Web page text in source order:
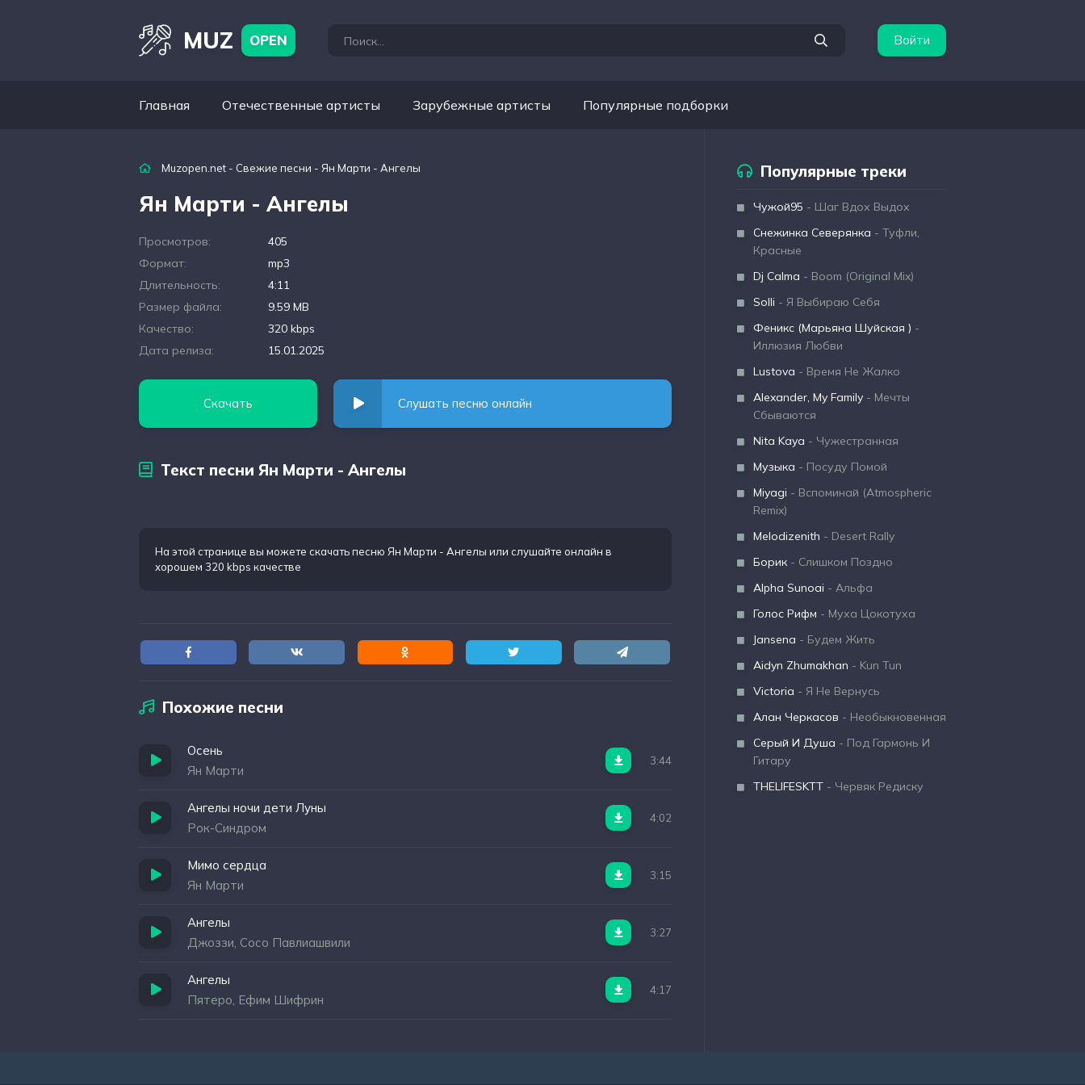
MUZ OPEN Войти
Главная Отечественные артисты Зарубежные артисты Популярные подборки
Muzopen.net - Свежие песни - Ян Марти - Ангелы
Ян Марти - Ангелы
Просмотров:
405
Формат:
mp3
Длительность:
4:11
Размер файла:
9.59 MB
Качество:
320 kbps
Дата релиза:
15.01.2025
Скачать Слушать песню онлайн
Текст песни Ян Марти - Ангелы
На этой странице вы можете скачать песню Ян Марти - Ангелы или слушайте онлайн в
хорошем 320 kbps качестве
Похожие песни
Осень
Ян Марти
3:44
Ангелы ночи дети Луны
Рок-Синдром
4:02
Мимо сердца
Ян Марти
3:15
Ангелы
Джоззи, Сосо Павлиашвили
3:27
Ангелы
Пятеро, Ефим Шифрин
4:17
Популярные треки
Чужой95 - Шаг Вдох Выдох
Снежинка Северянка - Туфли,
Красные
Dj Calma - Boom (Original Mix)
Solli - Я Выбираю Себя
Феникс (Марьяна Шуйская ) -
Иллюзия Любви
Lustova - Время Не Жалко
Alexander, My Family - Мечты
Сбываются
Nita Kaya - Чужестранная
Музыка - Посуду Помой
Miyagi - Вспоминай (Atmospheric
Remix)
Melodizenith - Desert Rally
Борик - Слишком Поздно
Alpha Sunoai - Альфа
Голос Рифм - Муха Цокотуха
Jansena - Будем Жить
Aidyn Zhumakhan - Kun Tun
Victoria - Я Не Вернусь
Алан Черкасов - Необыкновенная
Серый И Душа - Под Гармонь И
Гитару
THELIFESKTT - Червяк Редиску